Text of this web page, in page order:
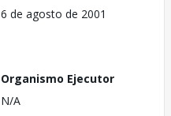
6 de agosto de 2001
Organismo Ejecutor
N/A